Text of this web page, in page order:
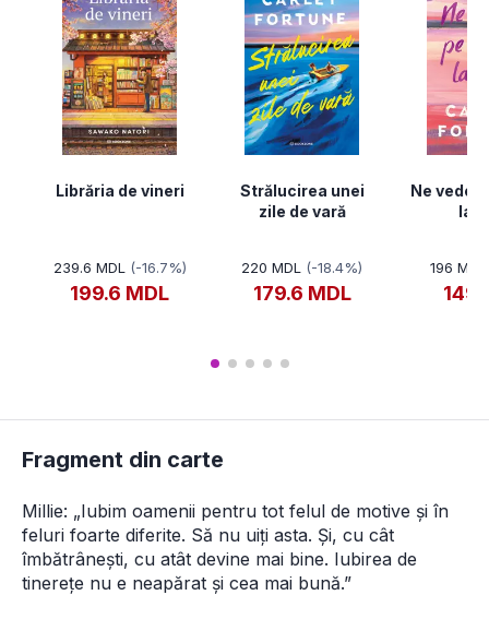
Librăria de vineri
239.6 MDL (-16.7%)
199.6 MDL
Strălucirea unei
zile de vară
220 MDL (-18.4%)
179.6 MDL
Ne
196 MDL
149
Fragment din carte
Millie: „Iubim oamenii pentru tot felul de motive și în
feluri foarte diferite. Să nu uiți asta. Și, cu cât
îmbătrânești, cu atât devine mai bine. Iubirea de
tinerețe nu e neapărat și cea mai bună.”